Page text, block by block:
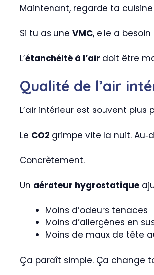
Maintenant, regarde ta
Si tu as une VMC, elle a besoin
L’étanchéité à l’air doit être
Qualité de l’air
L’air intérieur est souvent plus
Le CO2 grimpe vite la nuit.
Concrètement.
Un aérateur hygrostatique
Moins d’odeurs tenaces
Moins d’allergènes en
Moins de maux de tête
Ça paraît simple. Ça change